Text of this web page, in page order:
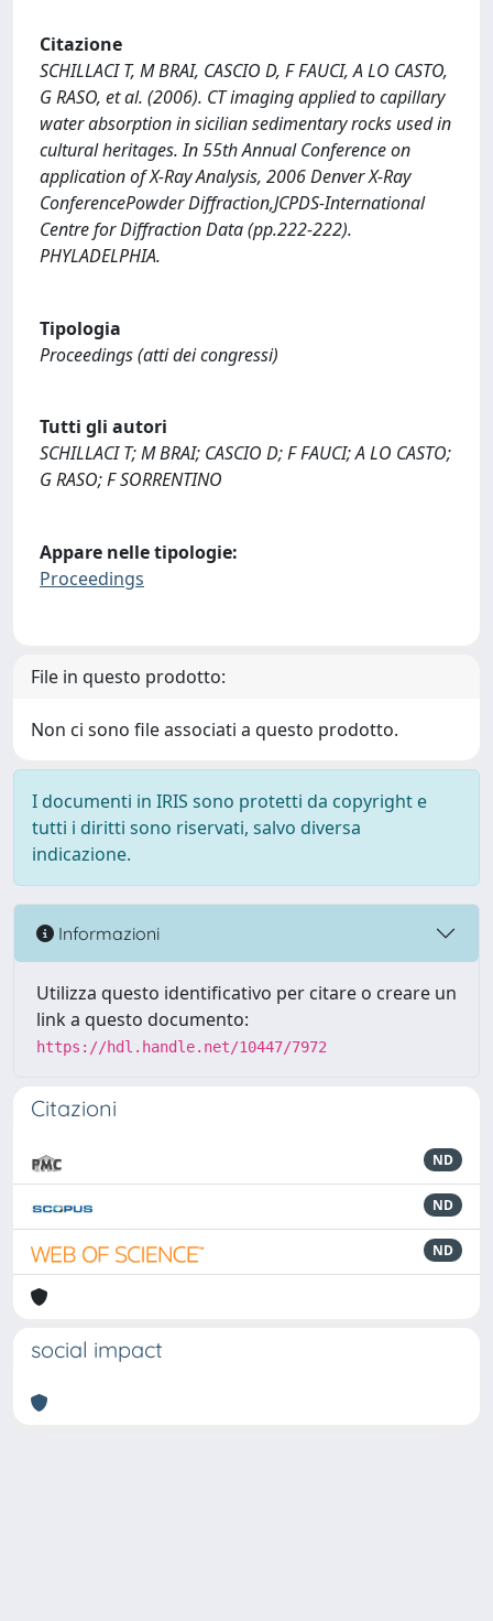
Citazione
SCHILLACI T, M BRAI, CASCIO D, F FAUCI, A LO CASTO,
G RASO, et al. (2006). CT imaging applied to capillary
water absorption in sicilian sedimentary rocks used in
cultural heritages. In 55th Annual Conference on
application of X-Ray Analysis, 2006 Denver X-Ray
ConferencePowder Diffraction,JCPDS-International
Centre for Diffraction Data (pp.222-222).
PHYLADELPHIA.
Tipologia
Proceedings (atti dei congressi)
Tutti gli autori
SCHILLACI T; M BRAI; CASCIO D; F FAUCI; A LO CASTO;
G RASO; F SORRENTINO
Appare nelle tipologie:
Proceedings
File in questo prodotto:
Non ci sono file associati a questo prodotto.
I documenti in IRIS sono protetti da copyright e
tutti i diritti sono riservati, salvo diversa
indicazione.
Informazioni
Utilizza questo identificativo per citare o creare un
link a questo documento:
https://hdl.handle.net/10447/7972
Citazioni
ND
ND
ND
social impact